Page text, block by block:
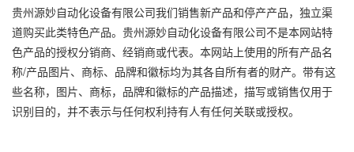
贵州源妙自动化设备有限公司我们销售新产品和停产产品，独立渠
道购买此类特色产品。贵州源妙自动化设备有限公司不是本网站特
色产品的授权分销商、经销商或代表。本网站上使用的所有产品名
称/产品图片、商标、品牌和徽标均为其各自所有者的财产。带有这
些名称，图片、商标，品牌和徽标的产品描述，描写或销售仅用于
识别目的，并不表示与任何权利持有人有任何关联或授权。